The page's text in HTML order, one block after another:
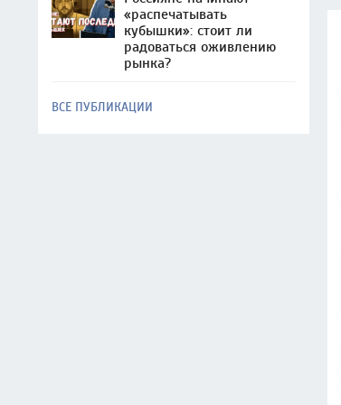
«распечатывать
кубышки»: стоит ли
радоваться оживлению
рынка?
ВСЕ ПУБЛИКАЦИИ